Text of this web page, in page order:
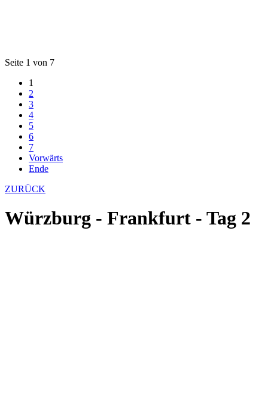
Seite 1 von 7
1
2
3
4
5
6
7
Vorwärts
Ende
ZURÜCK
Würzburg - Frankfurt - Tag 2